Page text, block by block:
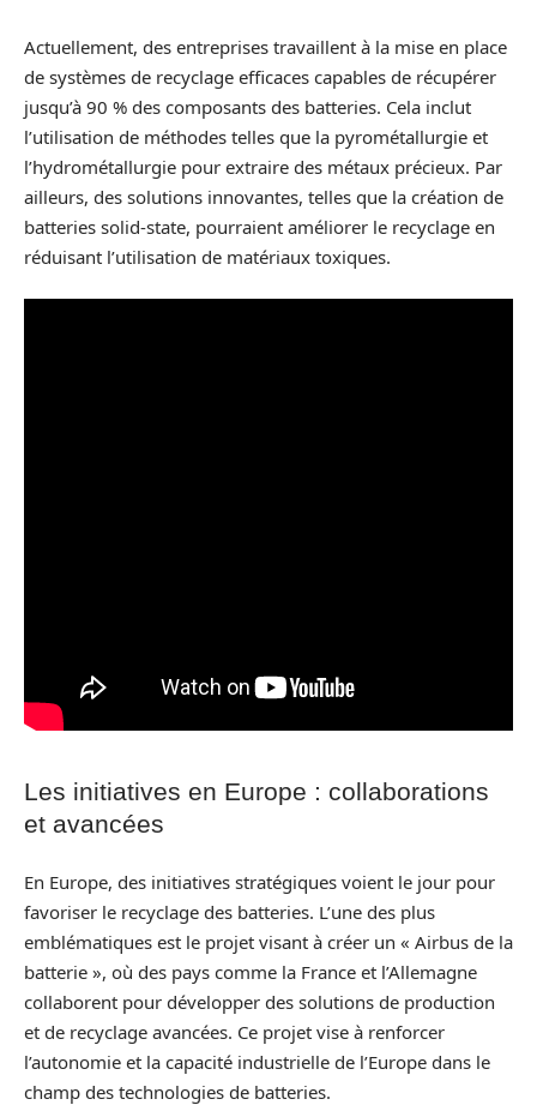
Actuellement, des entreprises travaillent à la mise en place
de systèmes de recyclage efficaces capables de récupérer
jusqu’à 90 % des composants des batteries. Cela inclut
l’utilisation de méthodes telles que la pyrométallurgie et
l’hydrométallurgie pour extraire des métaux précieux. Par
ailleurs, des solutions innovantes, telles que la création de
batteries solid-state, pourraient améliorer le recyclage en
réduisant l’utilisation de matériaux toxiques.
Les initiatives en Europe : collaborations
et avancées
En Europe, des initiatives stratégiques voient le jour pour
favoriser le recyclage des batteries. L’une des plus
emblématiques est le projet visant à créer un « Airbus de la
batterie », où des pays comme la France et l’Allemagne
collaborent pour développer des solutions de production
et de recyclage avancées. Ce projet vise à renforcer
l’autonomie et la capacité industrielle de l’Europe dans le
champ des technologies de batteries.